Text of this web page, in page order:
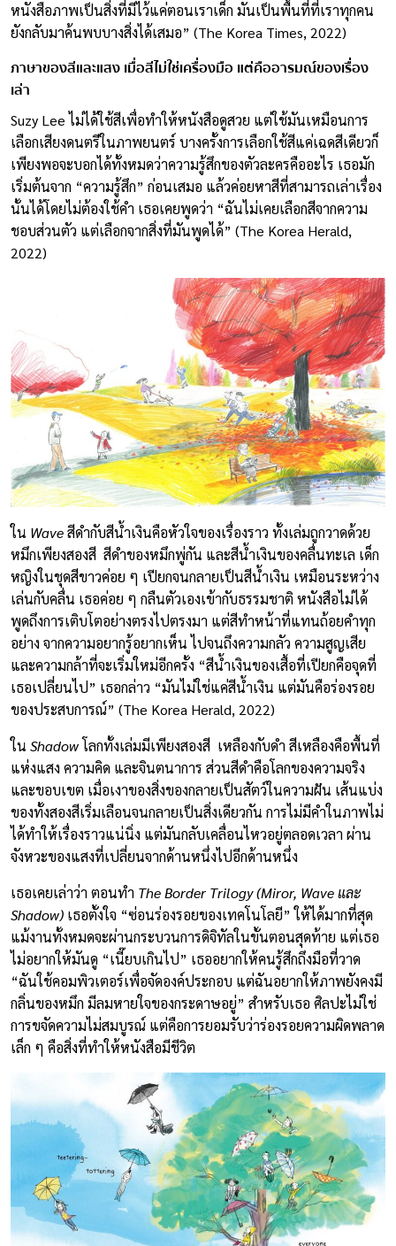
หนังสือภาพเป็นสิ่งที่มีไว้แค่ตอนเราเด็ก มันเป็นพื้นที่ที่เราทุกคน
ยังกลับมาค้นพบบางสิ่งได้เสมอ” (The Korea Times, 2022)
ภาษาของสีและแสงเมื่อสีไม่ใช่เครื่องมือ แต่คืออารมณ์ของเรื่อง
เล่า
Suzy Lee ไม่ได้ใช้สีเพื่อทำให้หนังสือดูสวย แต่ใช้มันเหมือนการ
เลือกเสียงดนตรีในภาพยนตร์ บางครั้งการเลือกใช้สีแค่เฉดสีเดียวก็
เพียงพอจะบอกได้ทั้งหมดว่าความรู้สึกของตัวละครคืออะไร เธอมัก
เริ่มต้นจาก “ความรู้สึก” ก่อนเสมอ แล้วค่อยหาสีที่สามารถเล่าเรื่อง
นั้นได้โดยไม่ต้องใช้คำ เธอเคยพูดว่า “ฉันไม่เคยเลือกสีจากความ
ชอบส่วนตัว แต่เลือกจากสิ่งที่มันพูดได้” (The Korea Herald,
2022)
ใน Waveสีดำกับสีน้ำเงินคือหัวใจของเรื่องราว ทั้งเล่มถูกวาดด้วย
หมึกเพียงสองสี สีดำของหมึกพู่กัน และสีน้ำเงินของคลื่นทะเล เด็ก
หญิงในชุดสีขาวค่อย ๆ เปียกจนกลายเป็นสีน้ำเงิน เหมือนระหว่าง
เล่นกับคลื่น เธอค่อย ๆ กลืนตัวเองเข้ากับธรรมชาติ หนังสือไม่ได้
พูดถึงการเติบโตอย่างตรงไปตรงมา แต่สีทำหน้าที่แทนถ้อยคำทุก
อย่าง จากความอยากรู้อยากเห็น ไปจนถึงความกลัว ความสูญเสีย
และความกล้าที่จะเริ่มใหม่อีกครั้ง “สีน้ำเงินของเสื้อที่เปียกคือจุดที่
เธอเปลี่ยนไป” เธอกล่าว “มันไม่ใช่แค่สีน้ำเงิน แต่มันคือร่องรอย
ของประสบการณ์” (The Korea Herald, 2022)
ใน Shadowโลกทั้งเล่มมีเพียงสองสี เหลืองกับดำ สีเหลืองคือพื้นที่
แห่งแสง ความคิด และจินตนาการ ส่วนสีดำคือโลกของความจริง
และขอบเขต เมื่อเงาของสิ่งของกลายเป็นสัตว์ในความฝัน เส้นแบ่ง
ของทั้งสองสีเริ่มเลือนจนกลายเป็นสิ่งเดียวกัน การไม่มีคำในภาพไม่
ได้ทำให้เรื่องราวแน่นิ่ง แต่มันกลับเคลื่อนไหวอยู่ตลอดเวลา ผ่าน
จังหวะของแสงที่เปลี่ยนจากด้านหนึ่งไปอีกด้านหนึ่ง
เธอเคยเล่าว่า ตอนทำ The Border Trilogy (Miror, Wave และ
Shadow) เธอตั้งใจ “ซ่อนร่องรอยของเทคโนโลยี” ให้ได้มากที่สุด
แม้งานทั้งหมดจะผ่านกระบวนการดิจิทัลในขั้นตอนสุดท้าย แต่เธอ
ไม่อยากให้มันดู “เนี๊ยบเกินไป” เธออยากให้คนรู้สึกถึงมือที่วาด
“ฉันใช้คอมพิวเตอร์เพื่อจัดองค์ประกอบ แต่ฉันอยากให้ภาพยังคงมี
กลิ่นของหมึก มีลมหายใจของกระดาษอยู่” สำหรับเธอ ศิลปะไม่ใช่
การขจัดความไม่สมบูรณ์ แต่คือการยอมรับว่าร่องรอยความผิดพลาด
เล็ก ๆ คือสิ่งที่ทำให้หนังสือมีชีวิต